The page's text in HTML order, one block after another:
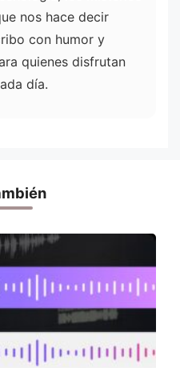
nos hace decir
con humor y
quienes disfrutan
día.